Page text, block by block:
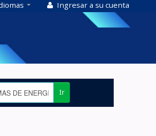
Ingresar a su cuenta
Ir